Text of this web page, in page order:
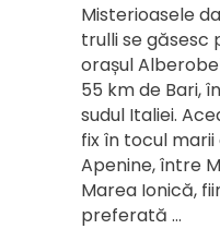
Misterioasele
trulli se
orașul
55 km de Bari,
sudul Italiei.
fix în tocul marii
Apenine, între
Marea Ionică,
preferată